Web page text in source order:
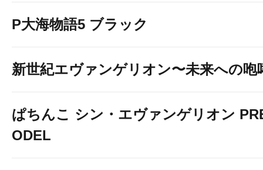
P大海物語5 ブラック
新世紀エヴァンゲリオン〜未来への咆
ぱちんこ シン・エヴァンゲリオン
ODEL